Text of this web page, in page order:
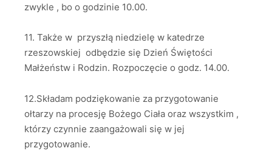
zwykle , bo o godzinie 10.00.
11. Także w przyszłą niedzielę w katedrze
rzeszowskiej odbędzie się Dzień Świętości
Małżeństw i Rodzin. Rozpoczęcie o godz. 14.00.
12.Składam podziękowanie za przygotowanie
ołtarzy na procesję Bożego Ciała oraz wszystkim ,
którzy czynnie zaangażowali się w jej
przygotowanie.